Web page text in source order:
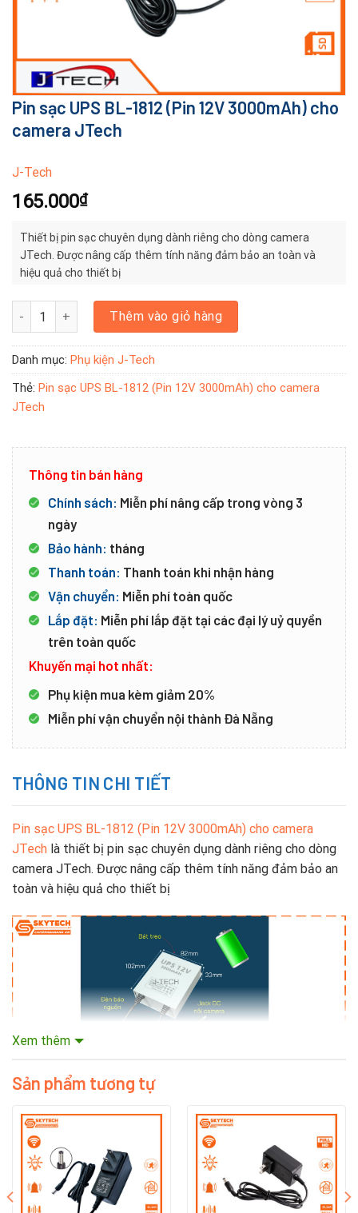
Pin sạc UPS BL-1812 (Pin 12V 3000mAh) cho
camera JTech
J-Tech
165.000₫
Thiết bị pin sạc chuyên dụng dành riêng cho dòng camera
JTech. Được nâng cấp thêm tính năng đảm bảo an toàn và
hiệu quả cho thiết bị
Pin sạc UPS BL-1812 (Pin 12V 3000mAh) cho camera JTech số
Thêm vào giỏ hàng
Danh mục: Phụ kiện J-Tech
Thẻ: Pin sạc UPS BL-1812 (Pin 12V 3000mAh) cho camera
JTech
Thông tin bán hàng
Chính sách: Miễn phí nâng cấp trong vòng 3
ngày
Bảo hành: tháng
Thanh toán: Thanh toán khi nhận hàng
Vận chuyển: Miễn phí toàn quốc
Lắp đặt: Miễn phí lắp đặt tại các đại lý uỷ quyền
trên toàn quốc
Khuyến mại hot nhất:
Phụ kiện mua kèm giảm 20%
Miễn phí vận chuyển nội thành Đà Nẵng
THÔNG TIN CHI TIẾT
Pin sạc UPS BL-1812 (Pin 12V 3000mAh) cho camera
JTech là thiết bị pin sạc chuyên dụng dành riêng cho dòng
camera JTech. Được nâng cấp thêm tính năng đảm bảo an
toàn và hiệu quả cho thiết bị
Mô tả sản phẩm:
– Dòng điện vào: AC 220V.
– Dòng điện ra: DC 12V/2A.
Xem thêm
Sản phẩm tương tự